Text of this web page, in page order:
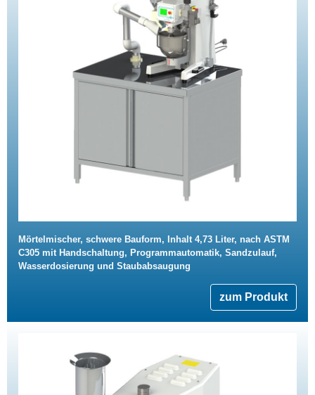
Mörtelmischer, schwere Bauform, Inhalt 4,73 Liter, nach ASTM
C305 mit Handschaltung, Programmautomatik, Sandzulauf,
Wasserdosierung und Staubabsaugung
zum Produkt